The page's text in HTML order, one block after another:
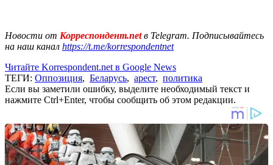
Новости от Корреспондент.netв Telegram. Подписывайтесь
на наш канал https://t.me/korrespondentnet
Читайте Korrespondent.net в Google News
ТЕГИ: Оппозиция, Беларусь, арест, политика
Если вы заметили ошибку, выделите необходимый текст и
нажмите Ctrl+Enter, чтобы сообщить об этом редакции.